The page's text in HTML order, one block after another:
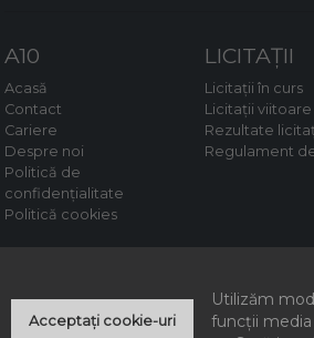
A10
Acasă
Contact
Cariere
Despre noi
Politică de
confidențialitate
Politică cookies
LICITAȚII
Licitații în curs
Licitații viitoare
Rezultate
Regulament
Utilizăm
funcții
Acceptați cookie-uri